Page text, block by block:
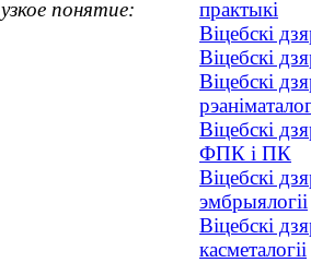
узкое понятие:
практыкі
Віцебскі
Віцебскі
Віцебскі
Віцебскі
ФПК і ПК
Віцебскі
эмбрыялогіі
Віцебскі
касметалогіі